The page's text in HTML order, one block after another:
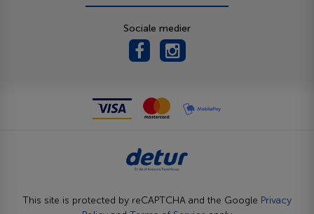
Sociale medier
This site is protected by reCAPTCHA and the Google Privacy